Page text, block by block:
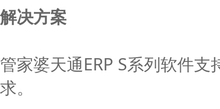
解决方案
管家婆天通ERP S系列软件
求。